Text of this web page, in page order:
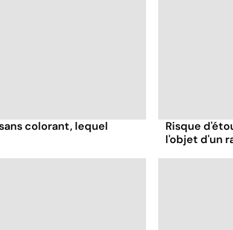
colorant, lequel
Risque
l'objet d'un